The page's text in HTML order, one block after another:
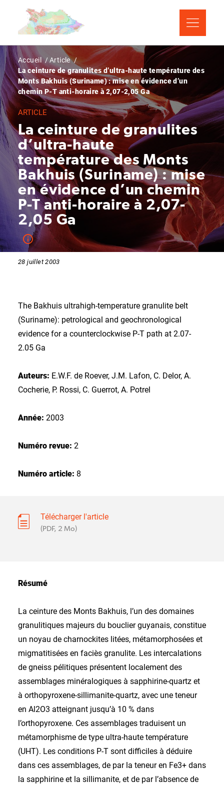
contenu
Fil
d'Ariane
Accueil
Article
La ceinture de granulites d’ultra-haute température des
Monts Bakhuis (Suriname) : mise en évidence d’un
chemin P-T anti-horaire à 2,07-2,05 Ga
ARTICLE
La ceinture de granulites
d’ultra-haute
température des Monts
Bakhuis (Suriname) : mise
en évidence d’un chemin
P-T anti-horaire à 2,07-
2,05 Ga
28 juillet 2003
The Bakhuis ultrahigh-temperature granulite belt
(Suriname): petrological and geochronological
evidence for a counterclockwise P-T path at 2.07-
2.05 Ga
Auteurs: E.W.F. de Roever, J.M. Lafon, C. Delor, A.
Cocherie, P. Rossi, C. Guerrot, A. Potrel
Année: 2003
Numéro revue: 2
Numéro article: 8
Télécharger l'article
(PDF, 2 Mo)
Résumé
La ceinture des Monts Bakhuis, l’un des domaines
granulitiques majeurs du bouclier guyanais, constitue
un noyau de charnockites litées, métamorphosées et
migmatitisées en faciès granulite. Les intercalations
de gneiss pélitiques présentent localement des
assemblages minéralogiques à sapphirine-quartz et
à orthopyroxene-sillimanite-quartz, avec une teneur
en Al2O3 atteignant jusqu’à 10 % dans
l’orthopyroxene. Ces assemblages traduisent un
métamorphisme de type ultra-haute température
(UHT). Les conditions P-T sont difficiles à déduire
dans ces assemblages, de par la teneur en Fe3+ dans
la sapphirine et la sillimanite, et de par l’absence de